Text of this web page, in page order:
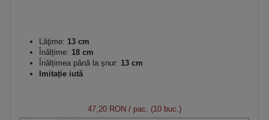
Lăţime: 13 cm
Înălțime: 18 cm
Înălțimea până la șnur: 13 cm
Imitație iută
47,20 RON / pac. (10 buc.)